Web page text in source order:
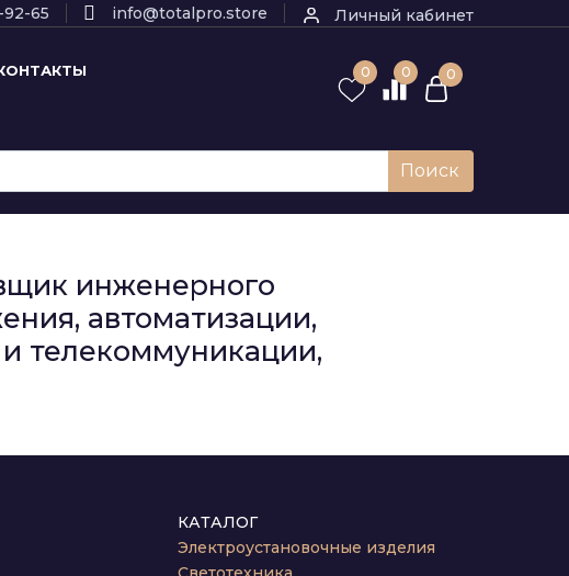
92-65 info@totalpro.store Личный кабинет
0 0 0
Поиск
инженерного
автоматизации,
телекоммуникации,
КАТАЛОГ
Электроустановочные изделия